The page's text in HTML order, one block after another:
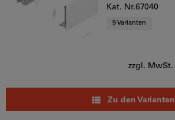
Kat. Nr.67040
9 Varianten
zzgl. MwSt.
Zu den Varianten